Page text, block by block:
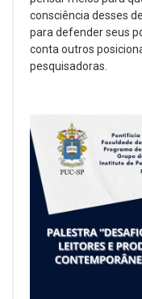
consciência desses
para defender seus
conta outros
pesquisadoras.